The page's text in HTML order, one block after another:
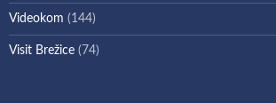
Videokom (144)
Visit Brežice (74)